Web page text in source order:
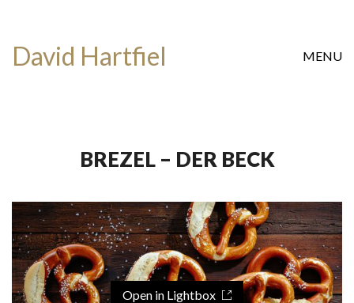
David Hartfiel MENU
BREZEL – DER BECK
Open in Lightbox